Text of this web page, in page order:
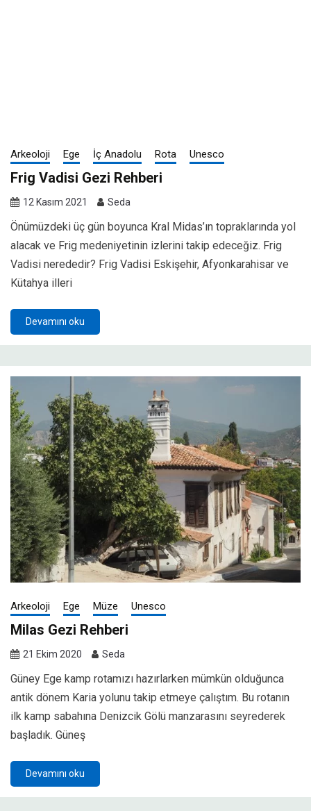
Arkeoloji Ege İç Anadolu Rota Unesco
Frig Vadisi Gezi Rehberi
12 Kasım 2021 Seda
Önümüzdeki üç gün boyunca Kral Midas’ın topraklarında yol
alacak ve Frig medeniyetinin izlerini takip edeceğiz. Frig
Vadisi nerededir? Frig Vadisi Eskişehir, Afyonkarahisar ve
Kütahya illeri
Devamını oku
Arkeoloji Ege Müze Unesco
Milas Gezi Rehberi
21 Ekim 2020 Seda
Güney Ege kamp rotamızı hazırlarken mümkün olduğunca
antik dönem Karia yolunu takip etmeye çalıştım. Bu rotanın
ilk kamp sabahına Denizcik Gölü manzarasını seyrederek
başladık. Güneş
Devamını oku